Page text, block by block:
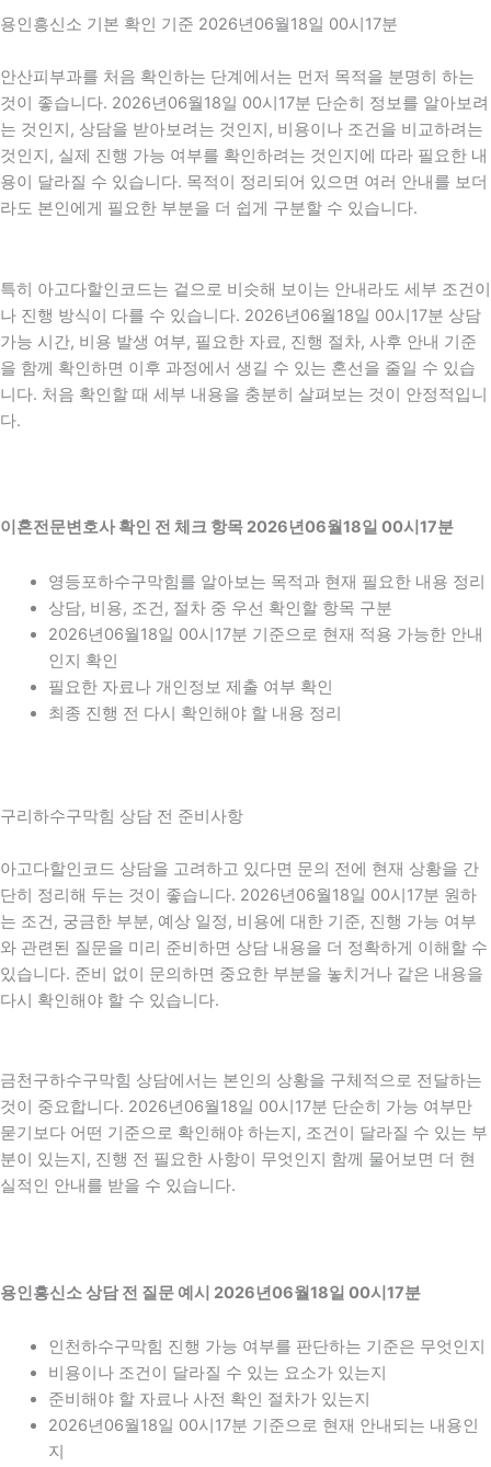
용인흥신소 기본 확인 기준 2026년06월18일 00시17분
안산피부과를 처음 확인하는 단계에서는 먼저 목적을 분명히 하는
것이 좋습니다. 2026년06월18일 00시17분 단순히 정보를 알아보려
는 것인지, 상담을 받아보려는 것인지, 비용이나 조건을 비교하려는
것인지, 실제 진행 가능 여부를 확인하려는 것인지에 따라 필요한 내
용이 달라질 수 있습니다. 목적이 정리되어 있으면 여러 안내를 보더
라도 본인에게 필요한 부분을 더 쉽게 구분할 수 있습니다.
특히 아고다할인코드는 겉으로 비슷해 보이는 안내라도 세부 조건이
나 진행 방식이 다를 수 있습니다. 2026년06월18일 00시17분 상담
가능 시간, 비용 발생 여부, 필요한 자료, 진행 절차, 사후 안내 기준
을 함께 확인하면 이후 과정에서 생길 수 있는 혼선을 줄일 수 있습
니다. 처음 확인할 때 세부 내용을 충분히 살펴보는 것이 안정적입니
다.
이혼전문변호사 확인 전 체크 항목 2026년06월18일 00시17분
영등포하수구막힘를 알아보는 목적과 현재 필요한 내용 정리
상담, 비용, 조건, 절차 중 우선 확인할 항목 구분
2026년06월18일 00시17분 기준으로 현재 적용 가능한 안내
인지 확인
필요한 자료나 개인정보 제출 여부 확인
최종 진행 전 다시 확인해야 할 내용 정리
구리하수구막힘 상담 전 준비사항
아고다할인코드 상담을 고려하고 있다면 문의 전에 현재 상황을 간
단히 정리해 두는 것이 좋습니다. 2026년06월18일 00시17분 원하
는 조건, 궁금한 부분, 예상 일정, 비용에 대한 기준, 진행 가능 여부
와 관련된 질문을 미리 준비하면 상담 내용을 더 정확하게 이해할 수
있습니다. 준비 없이 문의하면 중요한 부분을 놓치거나 같은 내용을
다시 확인해야 할 수 있습니다.
금천구하수구막힘 상담에서는 본인의 상황을 구체적으로 전달하는
것이 중요합니다. 2026년06월18일 00시17분 단순히 가능 여부만
묻기보다 어떤 기준으로 확인해야 하는지, 조건이 달라질 수 있는 부
분이 있는지, 진행 전 필요한 사항이 무엇인지 함께 물어보면 더 현
실적인 안내를 받을 수 있습니다.
용인흥신소 상담 전 질문 예시 2026년06월18일 00시17분
인천하수구막힘 진행 가능 여부를 판단하는 기준은 무엇인지
비용이나 조건이 달라질 수 있는 요소가 있는지
준비해야 할 자료나 사전 확인 절차가 있는지
2026년06월18일 00시17분 기준으로 현재 안내되는 내용인
지